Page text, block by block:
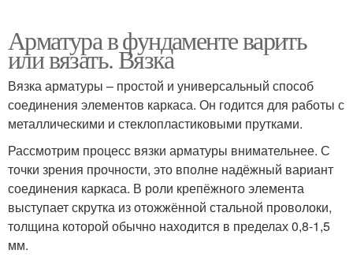
Арматура в фундаменте варить
или вязать. Вязка
Вязка арматуры – простой и универсальный способ
соединения элементов каркаса. Он годится для работы с
металлическими и стеклопластиковыми прутками.
Рассмотрим процесс вязки арматуры внимательнее. С
точки зрения прочности, это вполне надёжный вариант
соединения каркаса. В роли крепёжного элемента
выступает скрутка из отожжённой стальной проволоки,
толщина которой обычно находится в пределах 0,8-1,5
мм.